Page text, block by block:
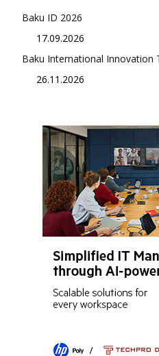
Baku ID 2026
17.09.2026
Baku International Innovation
26.11.2026